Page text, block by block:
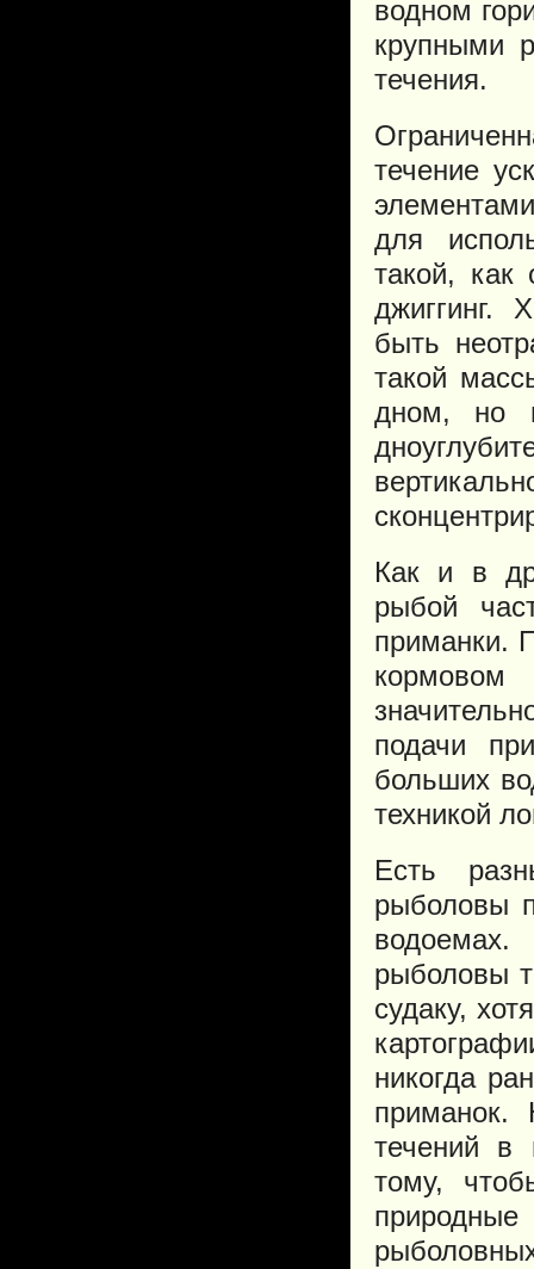
водном
крупными
течения.
течение
для
такой, как
джиггинг.
быть
такой
дном, но
Как и в
рыбой
приманки.
подачи
больших
техникой
Есть
рыболовы
рыболовы
судаку,
никогда
приманок.
течений в
тому,